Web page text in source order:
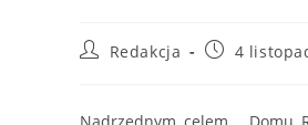
Redakcja 4